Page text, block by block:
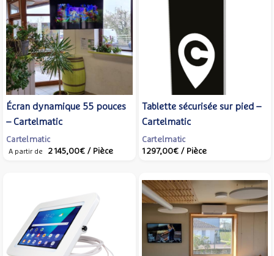
Écran dynamique 55 pouces
– Cartelmatic
Cartelmatic
A partir de 2 145,00€ / Pièce
Tablette sécurisée sur pied –
Cartelmatic
Cartelmatic
1 297,00€ / Pièce